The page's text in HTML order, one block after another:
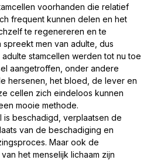
voorhanden die relatief
frequent kunnen delen en het
te regenereren en te
men van adulte, dus
stamcellen werden tot nu toe
aangetroffen, onder andere
hersenen, het bloed, de lever en
cellen zich eindeloos kunnen
mooie methode.
is beschadigd, verplaatsen de
van de beschadiging en
Maar ook de
het menselijk lichaam zijn